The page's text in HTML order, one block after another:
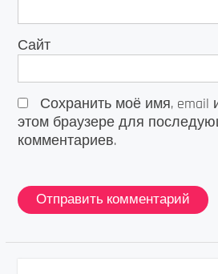
Сайт
Сохранить моё имя, email
этом браузере для
комментариев.